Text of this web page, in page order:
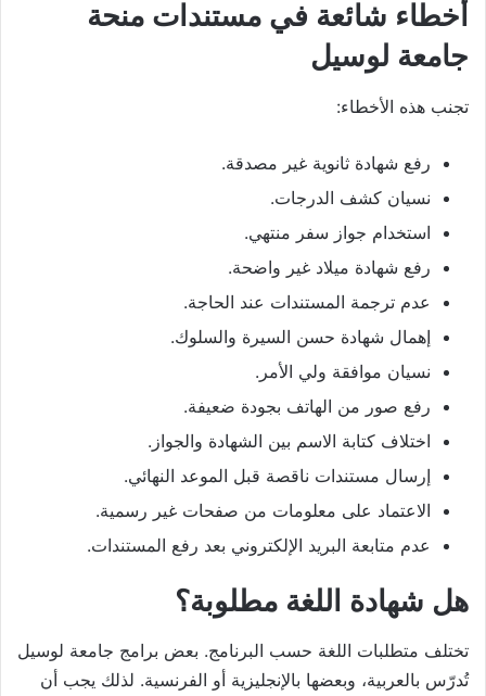
أخطاء شائعة في مستندات منحة
جامعة لوسيل
تجنب هذه الأخطاء:
رفع شهادة ثانوية غير مصدقة.
نسيان كشف الدرجات.
استخدام جواز سفر منتهي.
رفع شهادة ميلاد غير واضحة.
عدم ترجمة المستندات عند الحاجة.
إهمال شهادة حسن السيرة والسلوك.
نسيان موافقة ولي الأمر.
رفع صور من الهاتف بجودة ضعيفة.
اختلاف كتابة الاسم بين الشهادة والجواز.
إرسال مستندات ناقصة قبل الموعد النهائي.
الاعتماد على معلومات من صفحات غير رسمية.
عدم متابعة البريد الإلكتروني بعد رفع المستندات.
هل شهادة اللغة مطلوبة؟
تختلف متطلبات اللغة حسب البرنامج. بعض برامج جامعة لوسيل
تُدرّس بالعربية، وبعضها بالإنجليزية أو الفرنسية. لذلك يجب أن